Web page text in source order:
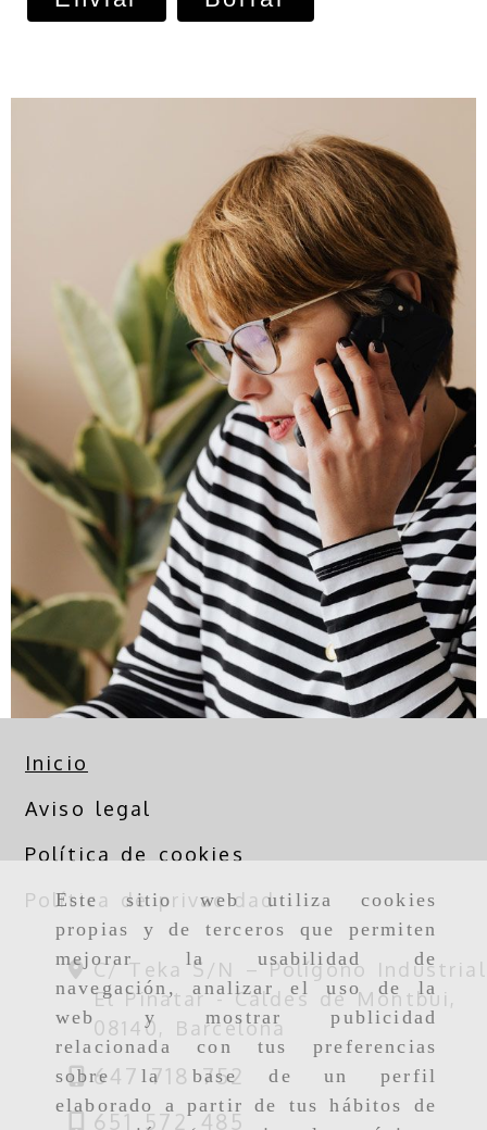
Este sitio web utiliza cookies
propias y de terceros que permiten
mejorar la usabilidad de
navegación, analizar el uso de la
web y mostrar publicidad
relacionada con tus preferencias
sobre la base de un perfil
elaborado a partir de tus hábitos de
Inicio
Aviso legal
Política de cookies
Política de privacidad
C/ Teka S/N – Polígono Industrial
El Pinatar -Caldes de Montbui,
08140, Barcelona
647 718 752
651 572 485